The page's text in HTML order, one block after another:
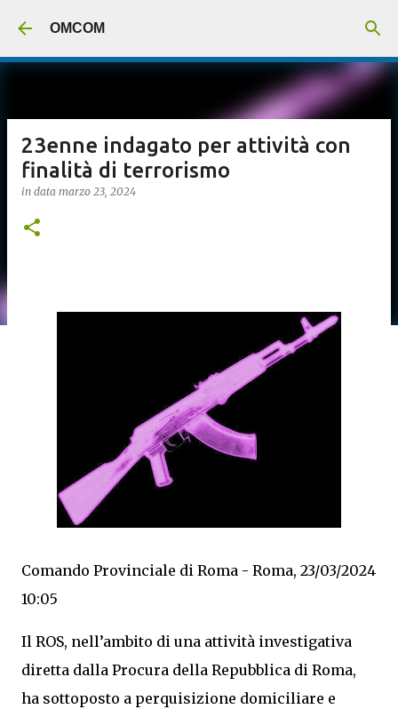
OMCOM
23enne indagato per attività con
finalità di terrorismo
in data marzo 23, 2024
Comando Provinciale di Roma - Roma, 23/03/2024
10:05
Il ROS, nell’ambito di una attività investigativa
diretta dalla Procura della Repubblica di Roma,
ha sottoposto a perquisizione domiciliare e